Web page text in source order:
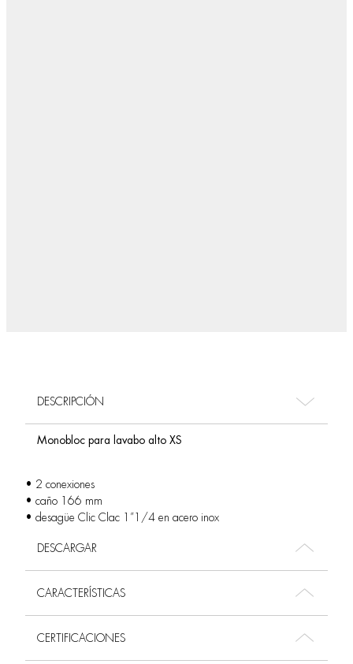
DESCRIPCIÓN
Monobloc para lavabo alto XS
• 2 conexiones
• caño 166 mm
• desagüe Clic Clac 1”1/4 en acero inox
DESCARGAR
CARACTERÍSTICAS
CERTIFICACIONES